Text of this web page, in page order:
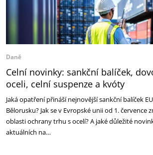
Daně
Celní novinky: sankční balíček,
oceli, celní suspenze a kvóty
Jaká opatření přináší nejnovější sankční balíček
Bělorusku? Jak se v Evropské unii od 1. července
oblasti ochrany trhu s ocelí? A jaké důležité
aktuálních na…